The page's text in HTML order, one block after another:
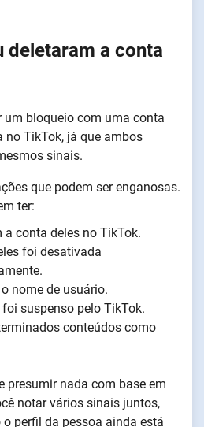
deletaram a conta
bloqueio com uma conta
no TikTok, já que ambos
sinais.
que podem ser enganosas.
ter:
a conta deles no TikTok.
foi desativada
nome de usuário.
suspenso pelo TikTok.
conteúdos como
presumir nada com base em
notar vários sinais juntos,
perfil da pessoa ainda está